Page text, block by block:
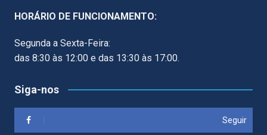
HORÁRIO DE FUNCIONAMENTO:
Segunda a Sexta-Feira:
das 8:30 às 12:00 e das 13:30 às 17:00.
Siga-nos
Seguir